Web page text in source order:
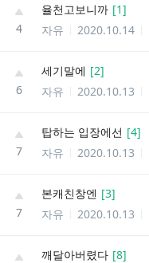
4
율천고보니까 [1]
자유
2020.10.14
6
세기말에 [2]
자유
2020.10.13
7
탑하는 입장에선 [4]
자유
2020.10.13
7
본캐친창엔 [3]
자유
2020.10.13
깨달아버렸다 [8]